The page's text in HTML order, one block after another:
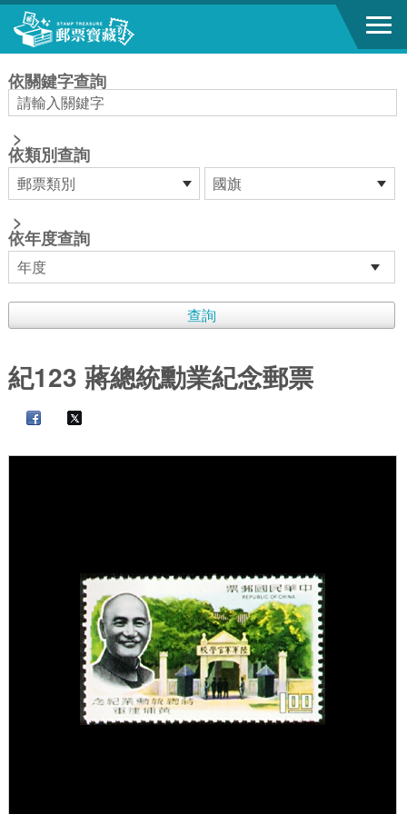
跳到主要內容區塊
依關鍵字查詢
>
依類別查詢
>
依年度查詢
紀123 蔣總統勳業紀念郵票